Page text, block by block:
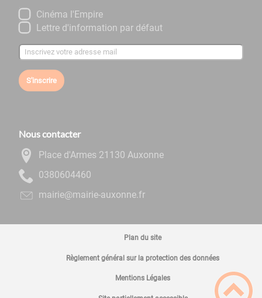
Cinéma l'Empire
Lettre d'information par défaut
S'inscrire
Nous contacter
Place d'Armes 21130 Auxonne
0644060830
rf.ennoxua-eiriam@eiriam
Plan du site
Règlement général sur la protection des données
Mentions Légales